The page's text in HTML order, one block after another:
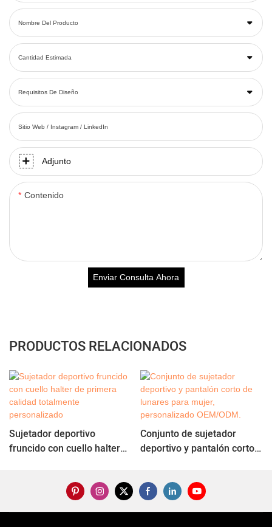
Nombre Del Producto
Cantidad Estimada
Requisitos De Diseño
Sitio Web / Instagram / LinkedIn
Adjunto
Contenido
Enviar Consulta Ahora
PRODUCTOS RELACIONADOS
Sujetador deportivo
fruncido con cuello halter
Conjunto de sujetador
deportivo y pantalón corto